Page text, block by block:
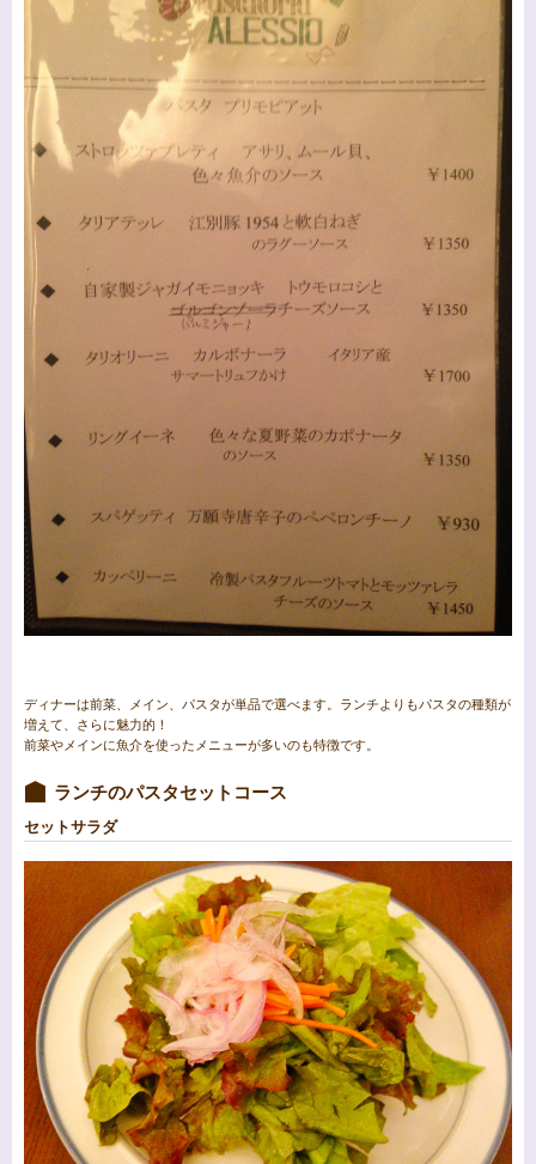
ディナーは前菜、メイン、パスタが単品で選べます。ランチよりもパスタの種類が
増えて、さらに魅力的！
前菜やメインに魚介を使ったメニューが多いのも特徴です。
ランチのパスタセットコース
セットサラダ